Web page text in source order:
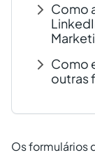
Como
Como
outras
Os formulários